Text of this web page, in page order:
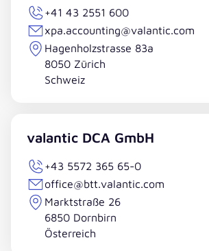
+41 43 2551 600
xpa.accounting@valantic.com
Hagenholzstrasse 83a
8050 Zürich
Schweiz
valantic DCA GmbH
+43 5572 365 65-0
office@btt.valantic.com
Marktstraße 26
6850 Dornbirn
Österreich